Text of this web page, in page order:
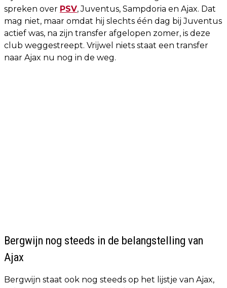
spreken over PSV, Juventus, Sampdoria en Ajax. Dat
mag niet, maar omdat hij slechts één dag bij Juventus
actief was, na zijn transfer afgelopen zomer, is deze
club weggestreept. Vrijwel niets staat een transfer
naar Ajax nu nog in de weg.
Bergwijn nog steeds in de belangstelling van
Ajax
Bergwijn staat ook nog steeds op het lijstje van Ajax,